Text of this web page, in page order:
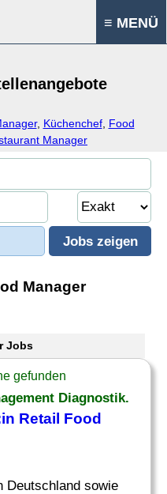
≡ MENÜ
, Küchenchef, Food
Manager
Manager
Jobs
gefunden
Diagnostik.
Retail Food
Deutschland sowie